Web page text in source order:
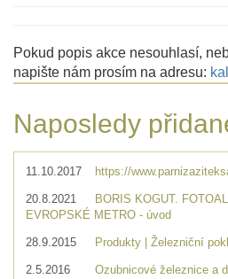
Pokud popis akce nesouhlasí,
napište nám prosím na adresu:
Naposledy
11.10.2017 https://
20.8.2021
BORIS KOGUT.
EVROPSKÉ METRO - úvod
28.9.2015 Produkty | Železniční
2.5.2016
Ozubnicové železnice a